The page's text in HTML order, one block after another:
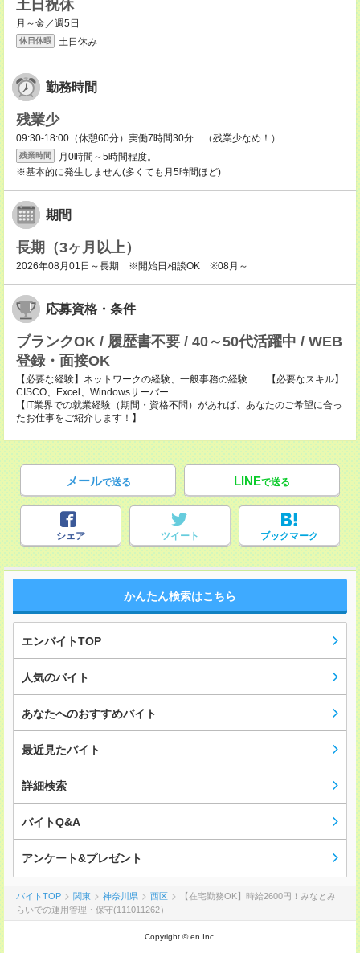
土日祝休
月～金／週5日
休日休暇 土日休み
勤務時間
残業少
09:30-18:00（休憩60分）実働7時間30分 （残業少なめ！）
残業時間
月0時間～5時間程度。
※基本的に発生しません(多くても月5時間ほど)
期間
長期（3ヶ月以上）
2026年08月01日～長期 ※開始日相談OK ※08月～
応募資格・条件
ブランクOK / 履歴書不要 / 40～50代活躍中 / WEB
登録・面接OK
【必要な経験】ネットワークの経験、一般事務の経験 【必要なスキル】
CISCO、Excel、Windowsサーバー
【IT業界での就業経験（期間・資格不問）があれば、あなたのご希望に合っ
たお仕事をご紹介します！】
メールで送る LINEで送る
シェア ツイート ブックマーク
かんたん検索はこちら
エンバイトTOP
人気のバイト
あなたへのおすすめバイト
最近見たバイト
詳細検索
バイトQ&A
アンケート&プレゼント
バイトTOP 関東 神奈川県 西区
【在宅勤務OK】時給2600円！みなとみ
らいでの運用管理・保守(111011262）
Copyright © en Inc.